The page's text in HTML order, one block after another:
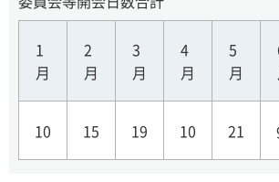
1
月
2
月
3
月
4
月
5
月
10 15 19 10 21